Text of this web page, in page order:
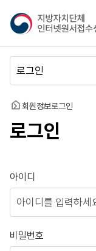
지
방
자
치
단
체
인
넷
접
수
센
뉴
동
홈 회원정보로그인
로그인
로그인
아이디
비밀번호